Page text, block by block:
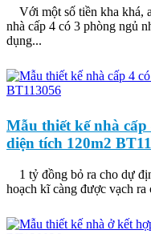
Với một số tiền kha khá,
nhà cấp 4 có 3 phòng ngủ
dụng...
Mẫu thiết kế nhà
diện tích 120m2
1 tỷ đồng bỏ ra cho dự
hoạch kĩ càng được vạch ra